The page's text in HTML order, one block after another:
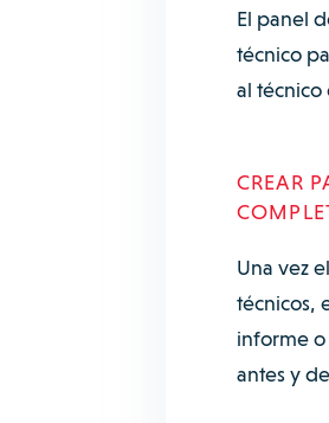
El panel
técnico
al
CREAR
Una vez
técnicos,
informe
antes y